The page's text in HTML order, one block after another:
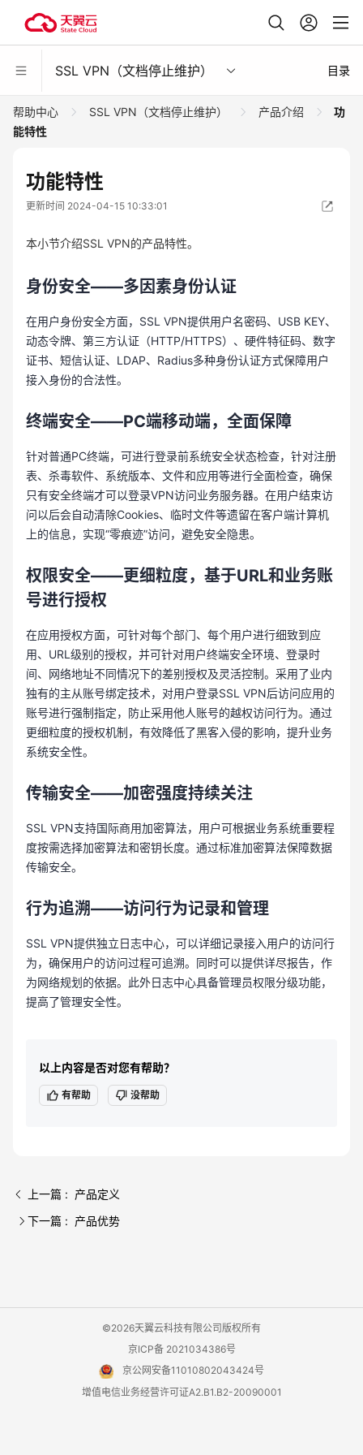
SSL VPN（文档停止维护） 目录
帮助中心 SSL VPN（文档停止维护） 产品介绍
功
能特性
功能特性
更新时间 2024-04-15 10:33:01
本小节介绍SSL VPN的产品特性。
身份安全——多因素身份认证
在用户身份安全方面，SSL VPN提供用户名密码、USB KEY、
动态令牌、第三方认证（HTTP/HTTPS）、硬件特征码、数字
证书、短信认证、LDAP、Radius多种身份认证方式保障用户
接入身份的合法性。
终端安全——PC端移动端，全面保障
针对普通PC终端，可进行登录前系统安全状态检查，针对注册
表、杀毒软件、系统版本、文件和应用等进行全面检查，确保
只有安全终端才可以登录VPN访问业务服务器。在用户结束访
问以后会自动清除Cookies、临时文件等遗留在客户端计算机
上的信息，实现“零痕迹”访问，避免安全隐患。
权限安全——更细粒度，基于URL和业务账
号进行授权
在应用授权方面，可针对每个部门、每个用户进行细致到应
用、URL级别的授权，并可针对用户终端安全环境、登录时
间、网络地址不同情况下的差别授权及灵活控制。采用了业内
独有的主从账号绑定技术，对用户登录SSL VPN后访问应用的
账号进行强制指定，防止采用他人账号的越权访问行为。通过
更细粒度的授权机制，有效降低了黑客入侵的影响，提升业务
系统安全性。
传输安全——加密强度持续关注
SSL VPN支持国际商用加密算法，用户可根据业务系统重要程
度按需选择加密算法和密钥长度。通过标准加密算法保障数据
传输安全。
行为追溯——访问行为记录和管理
SSL VPN提供独立日志中心，可以详细记录接入用户的访问行
为，确保用户的访问过程可追溯。同时可以提供详尽报告，作
为网络规划的依据。此外日志中心具备管理员权限分级功能，
提高了管理安全性。
以上内容是否对您有帮助？
有帮助 没帮助
上一篇 : 产品定义
下一篇 : 产品优势
©2026天翼云科技有限公司版权所有
京ICP备 2021034386号
京公网安备11010802043424号
增值电信业务经营许可证A2.B1.B2-20090001